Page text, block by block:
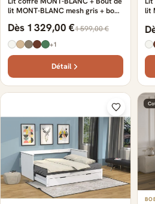
lit MONT-BLANC mesh gris + bout
Dès 1 329,00 €1 599,00 €
+1
Détail
lit